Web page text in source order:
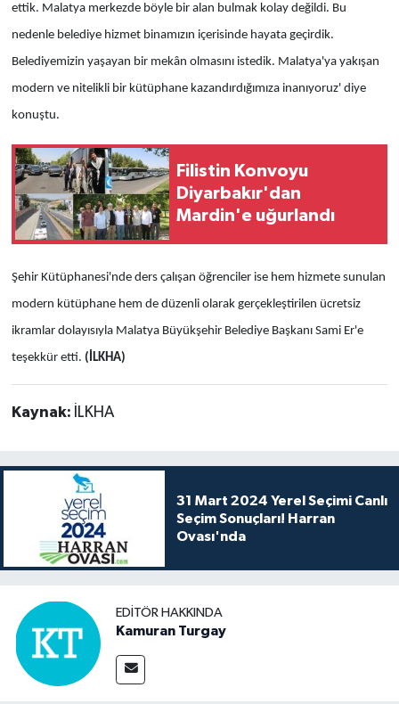
ettik. Malatya merkezde böyle bir alan bulmak kolay değildi. Bu
nedenle belediye hizmet binamızın içerisinde hayata geçirdik.
Belediyemizin yaşayan bir mekân olmasını istedik. Malatya'ya yakışan
modern ve nitelikli bir kütüphane kazandırdığımıza inanıyoruz' diye
konuştu.
Filistin Konvoyu
Diyarbakır'dan
Mardin'e uğurlandı
Şehir Kütüphanesi'nde ders çalışan öğrenciler ise hem hizmete sunulan
modern kütüphane hem de düzenli olarak gerçekleştirilen ücretsiz
ikramlar dolayısıyla Malatya Büyükşehir Belediye Başkanı Sami Er'e
teşekkür etti. (İLKHA)
Kaynak: İLKHA
31 Mart 2024 Yerel Seçimi Canlı
Seçim Sonuçları! Harran
Ovası'nda
EDITÖR HAKKINDA
Kamuran Turgay